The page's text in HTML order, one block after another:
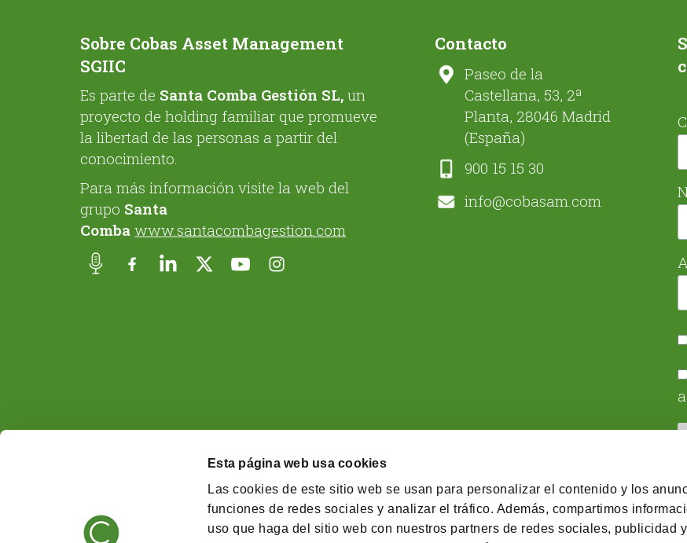
Esta página web usa cookies
Las cookies de este sitio web se usan para personalizar el contenido y los
funciones de redes sociales y analizar el tráfico. Además, compartimos
uso que haga del sitio web con nuestros partners de redes sociales, publicidad
Sobre Cobas Asset Management
SGIIC
Es parte de Santa Comba Gestión SL, un
proyecto de holding familiar que promueve
la libertad de las personas a partir del
conocimiento.
Para más información visite la web del
grupo Santa
Comba www.santacombagestion.com
Contacto
Paseo de la
Castellana, 53, 2ª
Planta, 28046 Madrid
(España)
900 15 15 30
info@cobasam.com
© 2026 Cobas Asset Management SGIIC SA